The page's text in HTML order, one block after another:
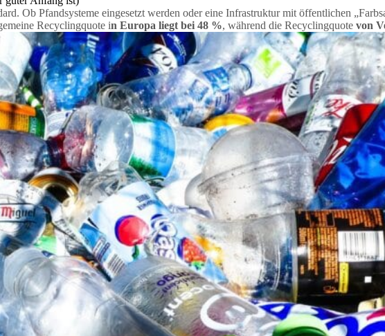
Ob Pfandsysteme eingesetzt werden oder eine Infrastruktur mit öffentlichen
Recyclingquote in Europa liegt bei 48 %, während die Recyclingquote von